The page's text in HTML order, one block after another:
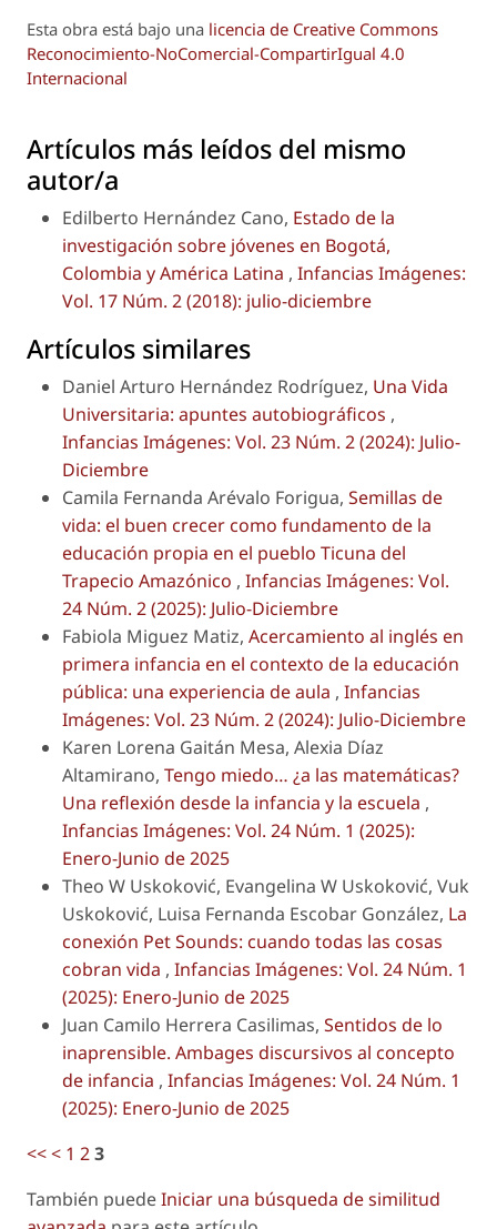
Esta obra está bajo una licencia de Creative Commons
Reconocimiento-NoComercial-CompartirIgual 4.0
Internacional
Artículos más leídos del mismo
autor/a
Edilberto Hernández Cano, Estado de la
investigación sobre jóvenes en Bogotá,
Colombia y América Latina , Infancias Imágenes:
Vol. 17 Núm. 2 (2018): julio-diciembre
Artículos similares
Daniel Arturo Hernández Rodríguez, Una Vida
Universitaria: apuntes autobiográficos ,
Infancias Imágenes: Vol. 23 Núm. 2 (2024): Julio-
Diciembre
Camila Fernanda Arévalo Forigua, Semillas de
vida: el buen crecer como fundamento de la
educación propia en el pueblo Ticuna del
Trapecio Amazónico , Infancias Imágenes: Vol.
24 Núm. 2 (2025): Julio-Diciembre
Fabiola Miguez Matiz, Acercamiento al inglés en
primera infancia en el contexto de la educación
pública: una experiencia de aula , Infancias
Imágenes: Vol. 23 Núm. 2 (2024): Julio-Diciembre
Karen Lorena Gaitán Mesa, Alexia Díaz
Altamirano, Tengo miedo… ¿a las matemáticas?
Una reflexión desde la infancia y la escuela ,
Infancias Imágenes: Vol. 24 Núm. 1 (2025):
Enero-Junio de 2025
Theo W Uskoković, Evangelina W Uskoković, Vuk
Uskoković, Luisa Fernanda Escobar González, La
conexión Pet Sounds: cuando todas las cosas
cobran vida , Infancias Imágenes: Vol. 24 Núm. 1
(2025): Enero-Junio de 2025
Juan Camilo Herrera Casilimas, Sentidos de lo
inaprensible. Ambages discursivos al concepto
de infancia , Infancias Imágenes: Vol. 24 Núm. 1
(2025): Enero-Junio de 2025
<<< 1 23
También puedeIniciar una búsqueda de similitud